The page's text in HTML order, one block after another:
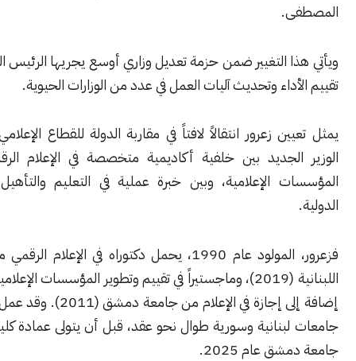
التغيير ضمن حزمة تعديل وزاري أوسع يجريها الرئيس الشرع بهدف
وتحديث آليات العمل في عدد من الوزارات الحيوية.
زعرور انتقالاً لافتاً في مقاربة الدولة للقطاع الإعلامي، إذ يجمع
بين خلفية أكاديمية متخصصة في الإعلام الرقمي وتطوير
الإعلامية، وبين خبرة عملية في التعليم والتأهيل والشراكات
فزعرور، المولود عام 1990، يحمل دكتوراه في الإعلام الرقمي من الجامعة
اللبنانية (2019)، وماجستيراً في تقييم وتطوير المؤسسات الإعلامية (2014)،
إضافة إلى إجازة في الإعلام من جامعة دمشق (2011). وقد عمل محاضراً في
وسورية طوال نحو عقد، قبل أن يتولى عمادة كلية الإعلام في
عام 2025.